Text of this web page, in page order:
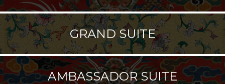
GRAND SUITE
AMBASSADOR SUITE